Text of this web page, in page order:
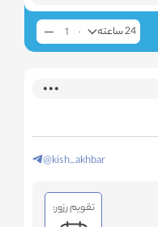
24 ساعته
@kish_akhbar
تقویم رزور: